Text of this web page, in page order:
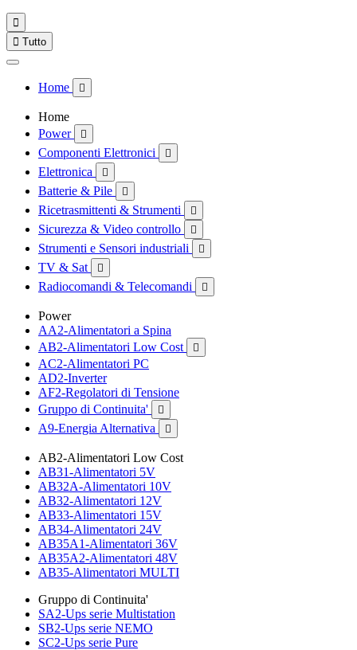

 Tutto
Home 
Home
Power

Componenti Elettronici 
Elettronica 
Batterie & Pile 
Ricetrasmittenti & Strumenti 
Sicurezza & Video controllo 
Strumenti e Sensori industriali 
TV & Sat 
Radiocomandi & Telecomandi 
Power
AA2-Alimentatori a Spina
AB2-Alimentatori Low Cost

AC2-Alimentatori PC
AD2-Inverter
AF2-Regolatori di Tensione
Gruppo di Continuita'

A9-Energia Alternativa 
AB2-Alimentatori Low Cost
AB31-Alimentatori 5V
AB32A-Alimentatori 10V
AB32-Alimentatori 12V
AB33-Alimentatori 15V
AB34-Alimentatori 24V
AB35A1-Alimentatori 36V
AB35A2-Alimentatori 48V
AB35-Alimentatori MULTI
Gruppo di Continuita'
SA2-Ups serie Multistation
SB2-Ups serie NEMO
SC2-Ups serie Pure